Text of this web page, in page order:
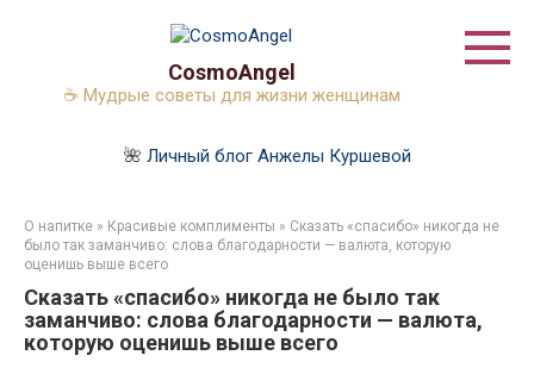
CosmoAngel
☕ Мудрые советы для жизни женщинам
🌺 Личный блог Анжелы Куршевой
О напитке » Красивые комплименты » Сказать «спасибо» никогда не
было так заманчиво: слова благодарности — валюта, которую
оценишь выше всего
Сказать «спасибо» никогда не было так
заманчиво: слова благодарности — валюта,
которую оценишь выше всего